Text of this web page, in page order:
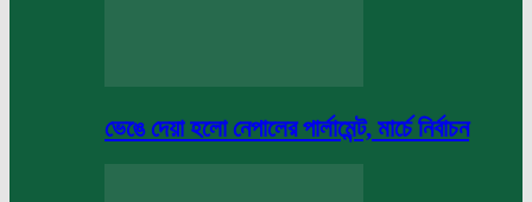
ভেঙে দেয়া হলো নেপালের পার্লামেন্ট, মার্চে নির্বাচন